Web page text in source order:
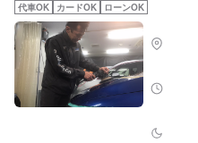
代車OK カードOK ローンOK